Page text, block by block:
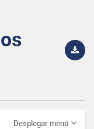
Desplegar menú